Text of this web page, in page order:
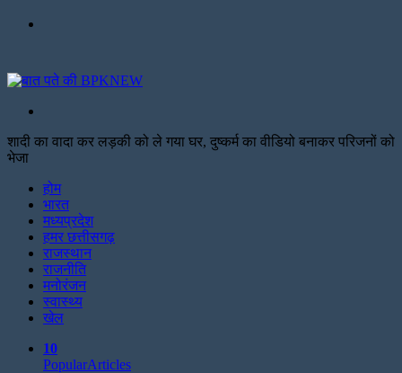
शादी का वादा कर लड़की को ले गया घर, दुष्कर्म का वीडियो बनाकर परिजनों को
भेजा
होम
भारत
मध्यप्रदेश
हमर छत्तीसगढ़
राजस्थान
राजनीति
मनोरंजन
स्वास्थ्य
खेल
10
PopularArticles